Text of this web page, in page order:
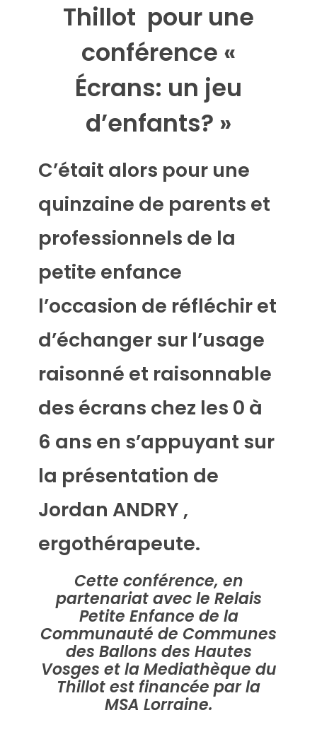
Thillot pour une
conférence «
Écrans: un jeu
d’enfants? »
C’était alors pour une
quinzaine de parents et
professionnels de la
petite enfance
l’occasion de réfléchir et
d’échanger sur l’usage
raisonné et raisonnable
des écrans chez les 0 à
6 ans en s’appuyant sur
la présentation de
Jordan ANDRY ,
ergothérapeute.
Cette conférence, en
partenariat avec le Relais
Petite Enfance de la
Communauté de Communes
des Ballons des Hautes
Vosges et la Mediathèque du
Thillot estfinancée par la
MSA Lorraine.